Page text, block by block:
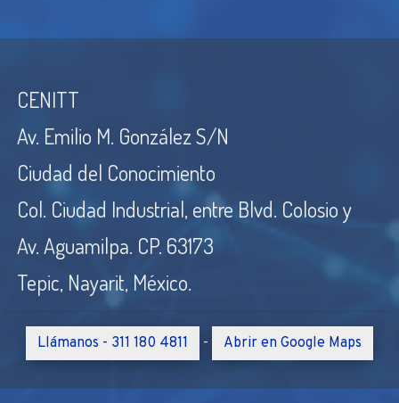
CENITT
Av. Emilio M. González S/N
Ciudad del Conocimiento
Col. Ciudad Industrial, entre Blvd. Colosio y
Av. Aguamilpa. CP. 63173
Tepic, Nayarit, México.
Llámanos - 311 180 4811 - Abrir en Google Maps